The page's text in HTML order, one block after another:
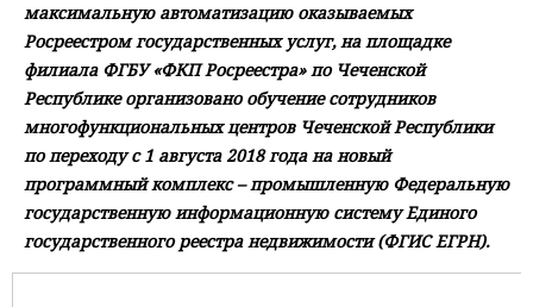
максимальную автоматизацию оказываемых
Росреестром государственных услуг, на площадке
филиала ФГБУ «ФКП Росреестра» по Чеченской
Республике организовано обучение сотрудников
многофункциональных центров Чеченской Республики
по переходу с 1 августа 2018 года на новый
программный комплекс – промышленную Федеральную
государственную информационную систему Единого
государственного реестра недвижимости (ФГИС ЕГРН).